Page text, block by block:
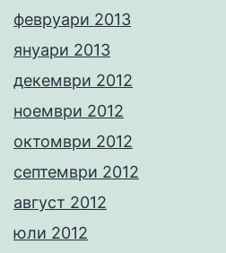
февруари 2013
януари 2013
декември 2012
ноември 2012
октомври 2012
септември 2012
август 2012
юли 2012